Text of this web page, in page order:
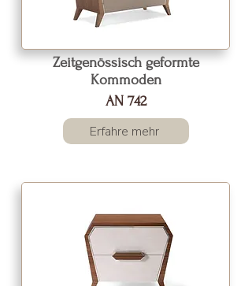
Zeitgenössisch geformte
Kommoden
AN 742
Erfahre mehr